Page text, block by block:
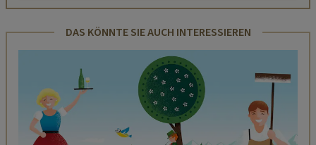
DAS KÖNNTE SIE AUCH INTERESSIEREN